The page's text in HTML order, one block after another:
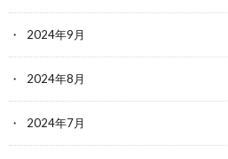
2024年9月
2024年8月
2024年7月